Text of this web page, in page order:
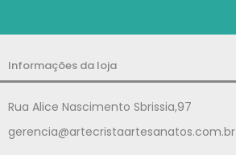
Informações da loja
Rua Alice Nascimento Sbrissia,97
gerencia@artecristaartesanatos.com.br